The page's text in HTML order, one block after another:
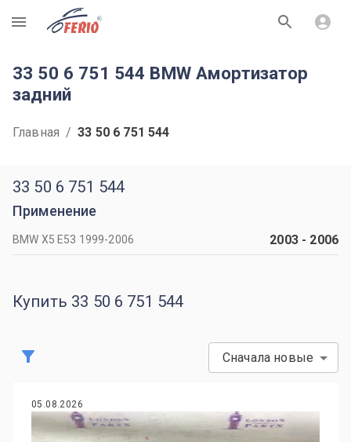
R
33 50 6 751 544 BMW Амортизатор
задний
Главная / 33 50 6 751 544
33 50 6 751 544
Применение
BMW X5 Е53 1999-2006 2003- 2006
Купить 33 50 6 751 544
Сначала новые
05.08.2026